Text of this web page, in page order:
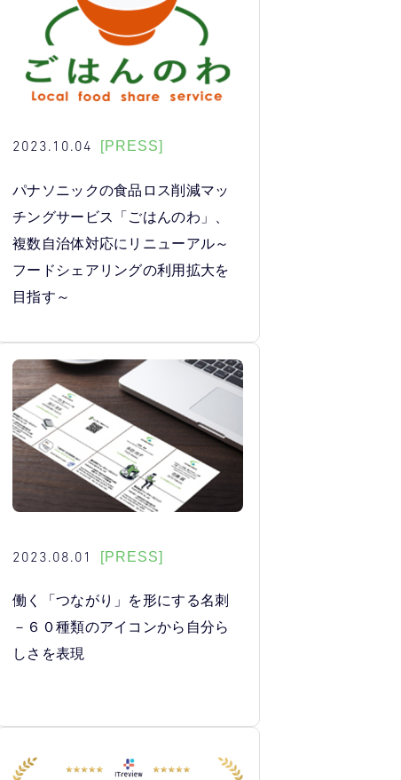
2023.10.04 [PRESS]
パナソニックの食品ロス削減マッ
チングサービス「ごはんのわ」、
複数自治体対応にリニューアル～
フードシェアリングの利用拡大を
目指す～
2023.08.01 [PRESS]
働く「つながり」を形にする名刺
－６０種類のアイコンから自分ら
しさを表現